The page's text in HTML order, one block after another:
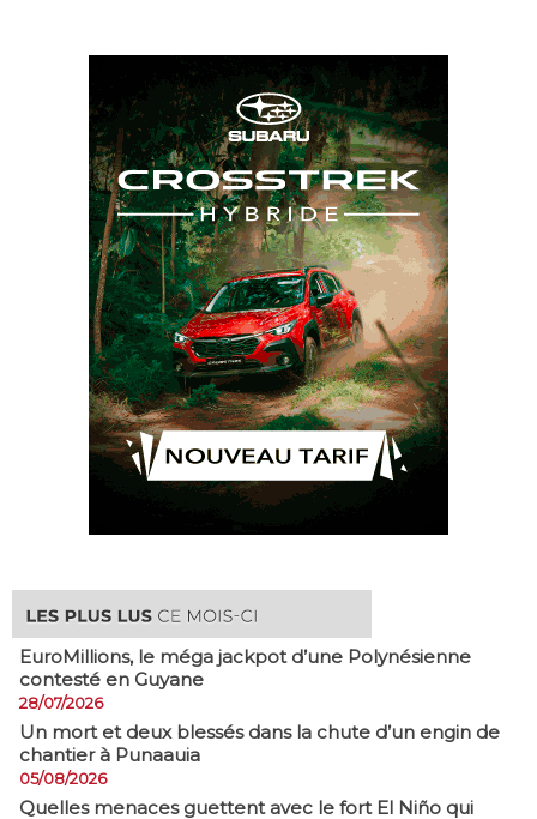
EuroMillions, ​le méga jackpot d’une Polynésienne
contesté en Guyane
28/07/2026
​Un mort et deux blessés dans la chute d’un engin de
chantier à Punaauia
05/08/2026
Quelles menaces guettent avec le fort El Niño qui